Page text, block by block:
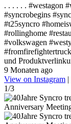
. . . . . . #westagon
#syncrobegins
#t25syncro
#rollinghome
#volkswagen
und
9 Monaten ago
View on Instagram |
1/3